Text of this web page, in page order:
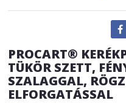
PROCART®
TÜKÖR SZETT,
SZALAGGAL,
ELFORGATÁSSAL